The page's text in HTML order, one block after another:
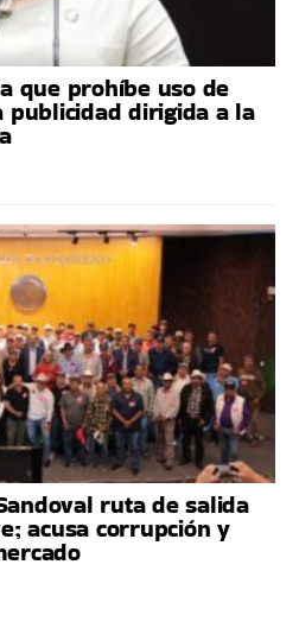
que prohíbe uso de
publicidad dirigida a la
ruta de salida
acusa corrupción y